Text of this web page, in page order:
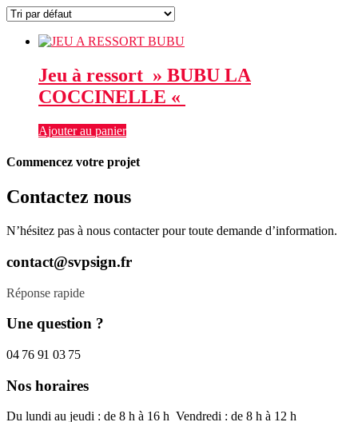
Jeu à ressort » BUBU LA
COCCINELLE «
Ajouter au panier
Commencez votre projet
Contactez nous
N’hésitez pas à nous contacter pour toute demande d’information.
contact@svpsign.fr
Réponse rapide
Une question ?
04 76 91 03 75
Nos horaires
Du lundi au jeudi : de 8 h à 16 h Vendredi : de 8 h à 12 h